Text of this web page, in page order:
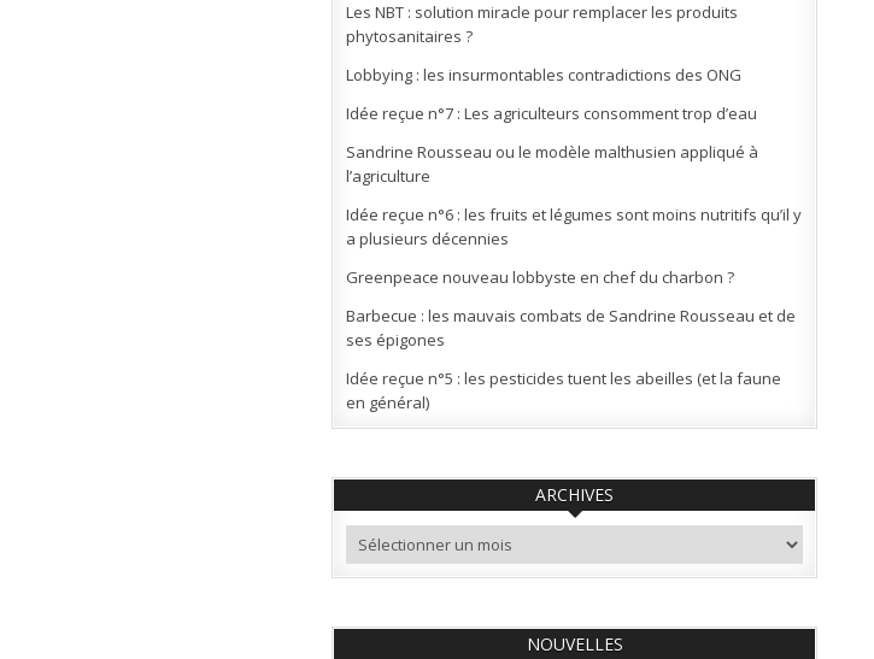
Les NBT : solution miracle pour remplacer les produits
phytosanitaires ?
Lobbying : les insurmontables contradictions des ONG
Idée reçue n°7 : Les agriculteurs consomment trop d’eau
Sandrine Rousseau ou le modèle malthusien appliqué à
l’agriculture
Idée reçue n°6 : les fruits et légumes sont moins nutritifs qu’il y
a plusieurs décennies
Greenpeace nouveau lobbyste en chef du charbon ?
Barbecue : les mauvais combats de Sandrine Rousseau et de
ses épigones
Idée reçue n°5 : les pesticides tuent les abeilles (et la faune
en général)
ARCHIVES
Archives
NOUVELLES